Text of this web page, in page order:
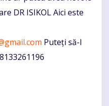
DR ISIKOL Aici este
Puteți să-l